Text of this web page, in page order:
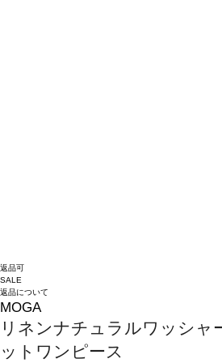
返品可
SALE
返品について
MOGA
リネンナチュラルワッシャ
ットワンピース